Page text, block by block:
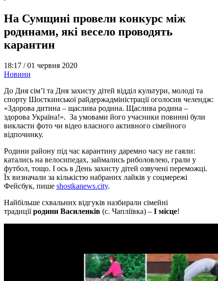
На Сумщині провели конкурс між
родинами, які весело проводять
карантин
18:17 /01 червня 2020
Новини
До Дня сім’ї та Дня захисту дітей відділ культури, молоді та
спорту Шосткинської райдержадміністрації оголосив челендж:
«Здорова дитина – щаслива родина. Щаслива родина –
здорова Україна!». За умовами його учасники повинні були
викласти фото чи відео власного активного сімейного
відпочинку.
Родини району під час карантину даремно часу не гаяли:
катались на велосипедах, займались риболовлею, грали у
футбол, тощо. І ось в День захисту дітей озвучені переможці.
Їх визначали за кількістю набраних лайків у соцмережі
Фейсбук, пише shostkanews.city.
Найбільше схвальних відгуків назбирали сімейні
традиціїродини Василенків (с. Чапліївка) – І місце!